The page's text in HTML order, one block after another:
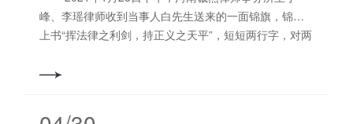
(EMS)IS014001环境管理体系认证、
(OHSMS)OHSAS18001职业健康安全管理体系认证、
峰、李瑶律师收到当事人白先生送来的一面锦旗，锦旗
上书“挥法律之利剑，持正义之天平”，短短两行字，对两
度评价及充分肯定。当事人白先生在见到两位律师后，